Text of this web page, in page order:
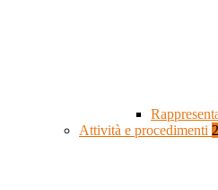
Attività e procedimenti 2